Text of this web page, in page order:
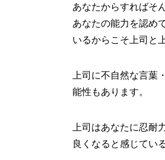
あなたからすればそ
あなたの能力を認め
いるからこそ上司と
上司に不自然な言
能性もあります。
上司はあなたに忍
良くなると感じてい